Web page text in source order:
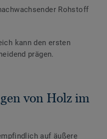
Rohstoff
kann den ersten
prägen.
von Holz im
auf äußere